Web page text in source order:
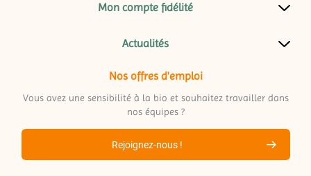
Mon compte fidélité
Actualités
Nos offres d'emploi
Vous avez une sensibilité à la bio et souhaitez travailler dans
nos équipes ?
Rejoignez-nous !